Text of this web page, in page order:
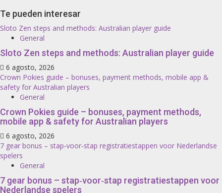
Te pueden interesar
Sloto Zen steps and methods: Australian player guide
General
Sloto Zen steps and methods: Australian player guide
6 agosto, 2026
Crown Pokies guide – bonuses, payment methods, mobile app &
safety for Australian players
General
Crown Pokies guide – bonuses, payment methods,
mobile app & safety for Australian players
6 agosto, 2026
7 gear bonus – stap‑voor‑stap registratiestappen voor Nederlandse
spelers
General
7 gear bonus – stap‑voor‑stap registratiestappen voor
Nederlandse spelers